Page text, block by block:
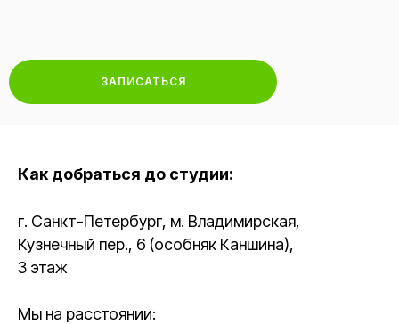
ЗАПИСАТЬСЯ
Как добраться до студии:
г. Санкт-Петербург, м. Владимирская,
Кузнечный пер., 6 (особняк Каншина),
3 этаж
Мы на расстоянии: